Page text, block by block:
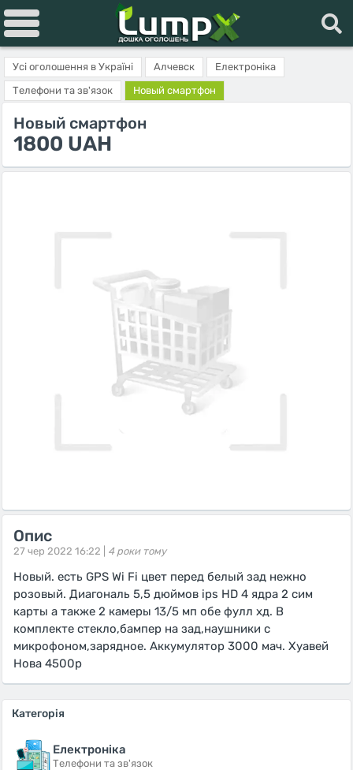
Усі оголошення в Україні Алчевск
Електроніка
Телефони та зв'язок
Новый смартфон
Новый смартфон
1800 UAH
Опис
27 чер 2022 16:22 | 4 роки тому
Новый. есть GPS Wi Fi цвет перед белый зад нежно
розовый. Диагональ 5,5 дюймов ips HD 4 ядра 2 сим
карты а также 2 камеры 13/5 мп обе фулл хд. В
комплекте стекло,бампер на зад,наушники с
микрофоном,зарядное. Аккумулятор 3000 мач. Хуавей
Нова 4500р
Категорія
Електроніка
Телефони та зв'язок